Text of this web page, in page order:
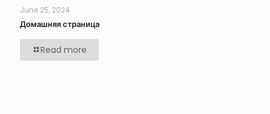
June 25, 2024
Домашняя страница
Read more